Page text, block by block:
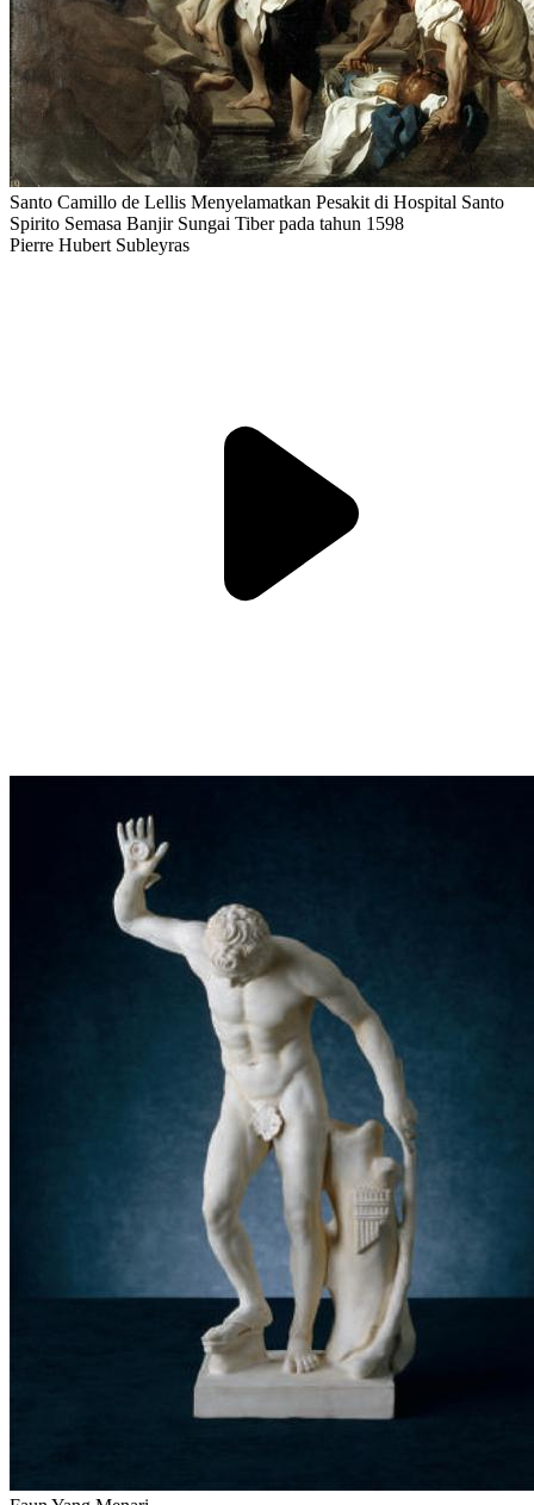
Santo Camillo de Lellis Menyelamatkan Pesakit di Hospital Santo
Spirito Semasa Banjir Sungai Tiber pada tahun 1598
Pierre Hubert Subleyras